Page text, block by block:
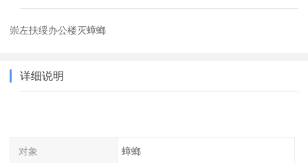
崇左扶绥办公楼灭蟑螂
详细说明
对象 蟑螂